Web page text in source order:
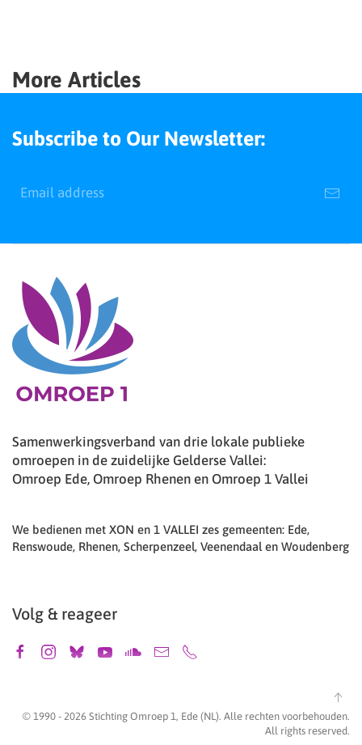
More Articles
Subscribe to Our Newsletter:
Samenwerkingsverband van drie lokale publieke
omroepen in de zuidelijke Gelderse Vallei:
Omroep Ede, Omroep Rhenen en Omroep 1 Vallei
We bedienen met XON en 1 VALLEI zes gemeenten: Ede,
Renswoude, Rhenen, Scherpenzeel, Veenendaal en Woudenberg
Volg & reageer
© 1990 - 2026 Stichting Omroep 1, Ede (NL). Alle rechten voorbehouden.
All rights reserved.